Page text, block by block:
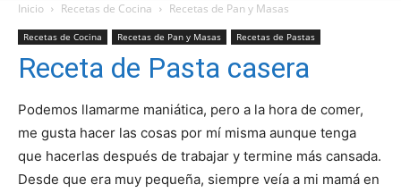
de
Cocina
Inicio Recetas de Cocina Recetas de Pan y Masas
Recetas de Cocina Recetas de Pan y Masas Recetas de Pastas
Receta de Pasta casera
Podemos llamarme maniática, pero a la hora de comer,
me gusta hacer las cosas por mí misma aunque tenga
que hacerlas después de trabajar y termine más cansada.
Desde que era muy pequeña, siempre veía a mi mamá en